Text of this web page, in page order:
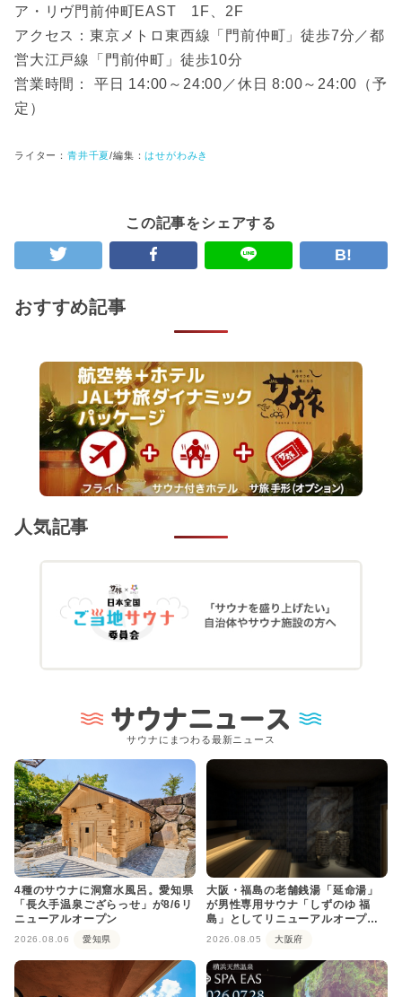
ア・リヴ門前仲町EAST 1F、2F
アクセス：東京メトロ東西線「門前仲町」徒歩7分／都
営大江戸線「門前仲町」徒歩10分
営業時間： 平日 14:00～24:00／休日 8:00～24:00（予
定）
ライター： 青井千夏/編集：はせがわみき
この記事をシェアする
B!
おすすめ記事
人気記事
サウナニュース
サウナにまつわる最新ニュース
4種のサウナに洞窟水風呂。愛知県
「長久手温泉ござらっせ」が8/6リ
ニューアルオープン
2026.08.06 愛知県
大阪・福島の老舗銭湯「延命湯」
が男性専用サウナ「しずのゆ 福
島」としてリニューアルオープ
ン！
2026.08.05 大阪府